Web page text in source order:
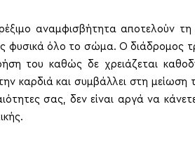
αναμφισβήτητα αποτελούν
φυσικά όλο το σώμα. Ο διάδρομος
του καθώς δε χρειάζεται
καρδιά και συμβάλλει στη μείωση
σας, δεν είναι αργά να